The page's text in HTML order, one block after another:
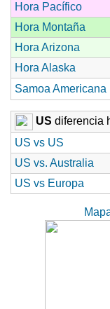
Hora Pacífico
Hora Montaña
Hora Arizona
Hora Alaska
Samoa Americana
US diferencia
US vs US
US vs. Australia
US vs Europa